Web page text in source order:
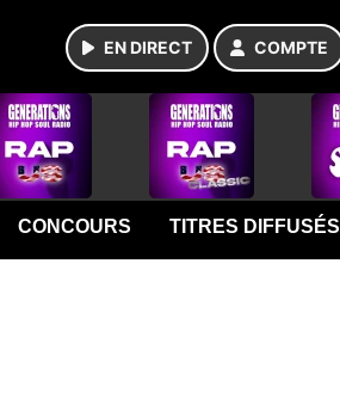
EN DIRECT COMPTE
CONCOURS TITRES DIFFUSÉS